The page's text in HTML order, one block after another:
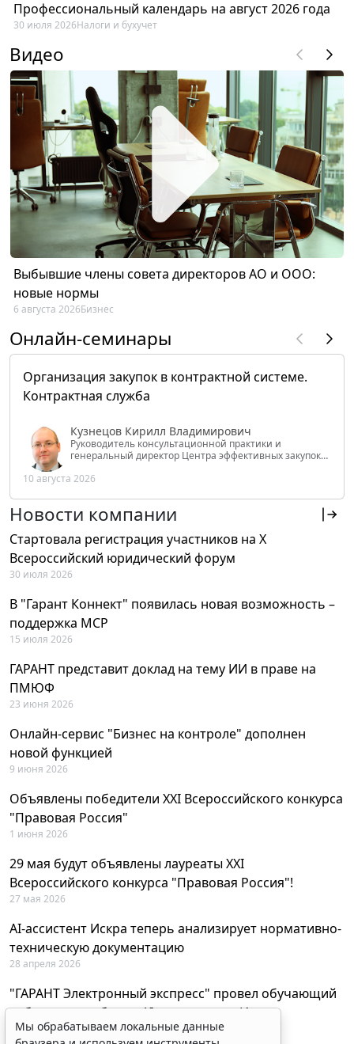
Профессиональный календарь на август 2026 года
30 июля 2026Налоги и бухучет
Видео
Выбывшие члены совета директоров АО и ООО:
новые нормы
6 августа 2026Бизнес
Онлайн-семинары
Организация закупок в контрактной системе.
Контрактная служба
Кузнецов Кирилл Владимирович
Руководитель консультационной практики и
генеральный директор Центра эффективных закупок
РФ
10 августа 2026
Новости компании
Стартовала регистрация участников на X
Всероссийский юридический форум
30 июля 2026
В "Гарант Коннект" появилась новая возможность –
поддержка MCP
15 июля 2026
ГАРАНТ представит доклад на тему ИИ в праве на
ПМЮФ
23 июня 2026
Онлайн-сервис "Бизнес на контроле" дополнен
новой функцией
9 июня 2026
Объявлены победители XXI Всероссийского конкурса
"Правовая Россия"
1 июня 2026
29 мая будут объявлены лауреаты XXI
Всероссийского конкурса "Правовая Россия"!
27 мая 2026
AI-ассистент Искра теперь анализирует нормативно-
техническую документацию
28 апреля 2026
"ГАРАНТ Электронный экспресс" провел обучающий
вебинар по работе с AI-ассистентом Искра
23 апреля 2026
Мы обрабатываем локальные данные